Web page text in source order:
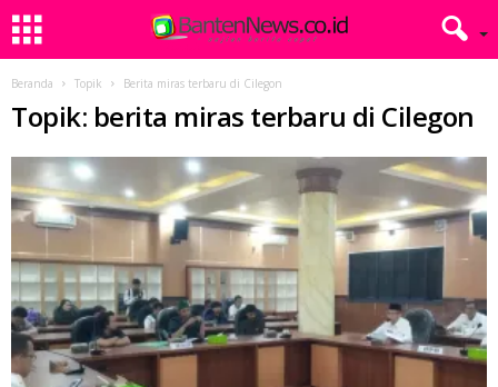
Beranda Topik Berita miras terbaru di Cilegon
Topik: berita miras terbaru di Cilegon